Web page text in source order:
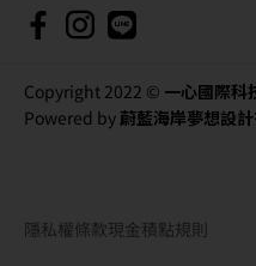
Copyright 2022 © 一心國際科
Powered by蔚藍海岸夢想設
隱私權條款現金積點規則